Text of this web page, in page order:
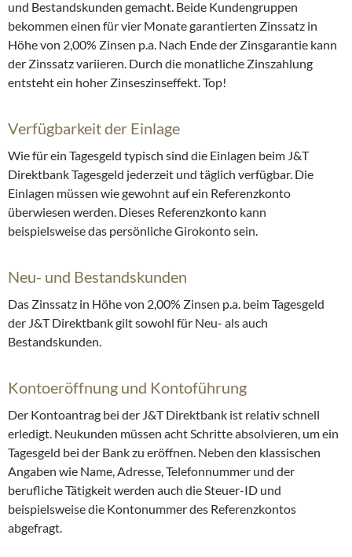
und Bestandskunden gemacht. Beide Kundengruppen
bekommen einen für vier Monate garantierten Zinssatz in
Höhe von 2,00% Zinsen p.a. Nach Ende der Zinsgarantie kann
der Zinssatz variieren. Durch die monatliche Zinszahlung
entsteht ein hoher Zinseszinseffekt. Top!
Verfügbarkeit der Einlage
Wie für ein Tagesgeld typisch sind die Einlagen beim J&T
Direktbank Tagesgeld jederzeit und täglich verfügbar. Die
Einlagen müssen wie gewohnt auf ein Referenzkonto
überwiesen werden. Dieses Referenzkonto kann
beispielsweise das persönliche Girokonto sein.
Neu- und Bestandskunden
Das Zinssatz in Höhe von 2,00% Zinsen p.a. beim Tagesgeld
der J&T Direktbank gilt sowohl für Neu- als auch
Bestandskunden.
Kontoeröffnung und Kontoführung
Der Kontoantrag bei der J&T Direktbank ist relativ schnell
erledigt. Neukunden müssen acht Schritte absolvieren, um ein
Tagesgeld bei der Bank zu eröffnen. Neben den klassischen
Angaben wie Name, Adresse, Telefonnummer und der
berufliche Tätigkeit werden auch die Steuer-ID und
beispielsweise die Kontonummer des Referenzkontos
abgefragt.